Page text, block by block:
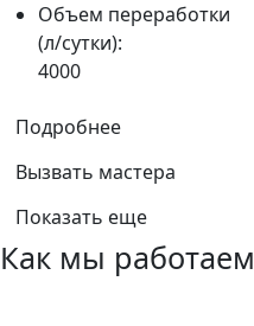
Объем переработки
(л/сутки):
4000
Подробнее
Вызвать мастера
Показать еще
Как мы работаем